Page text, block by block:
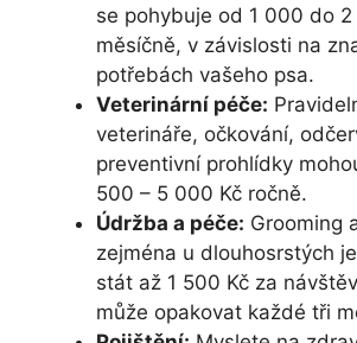
se pohybuje od 1 000 do
měsíčně, v závislosti na
potřebách vašeho psa.
Veterinární péče:
veterináře, očkování,
preventivní prohlídky
500 – 5 000 Kč ročně.
Údržba a péče: Grooming
zejména u dlouhosrstých
stát až 1 500 Kč za
může opakovat každé tři